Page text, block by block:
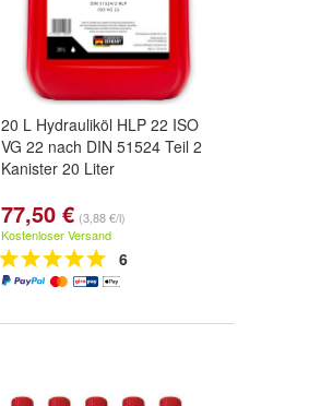
20 L Hydrauliköl HLP 22 ISO
VG 22 nach DIN 51524 Teil 2
Kanister 20 Liter
77,50 € (3,88 €/l)
Kostenloser Versand
6